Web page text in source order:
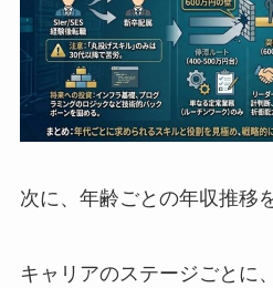
次に、年齢ごとの年収推移
キャリアのステージごとに